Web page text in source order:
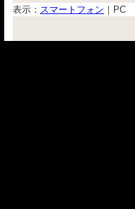
表示： スマートフォン ｜ PC